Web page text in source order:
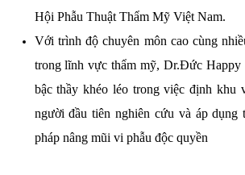
Hội Phẫu Thuật Thẩm Mỹ Việt Nam.
Với trình độ chuyên môn cao cùng
trong lĩnh vực thẩm mỹ, Dr.Đức Happy
bậc thầy khéo léo trong việc định khu
người đầu tiên nghiên cứu và áp dụng
pháp nâng mũi vi phẫu độc quyền